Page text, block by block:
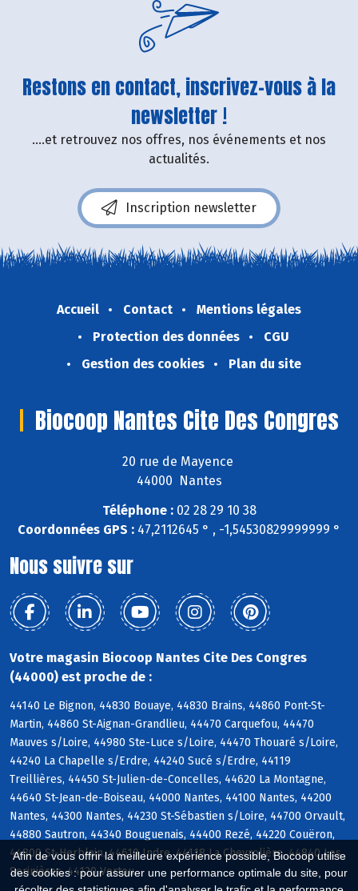
Afin de vous offrir la meilleure expérience possible, Biocoop utilise
des cookies : pour assurer une performance optimale du site, pour
Restons en contact, inscrivez-vous à la
newsletter !
....et retrouvez nos offres, nos événements et nos
actualités.
Inscription newsletter
Accueil Contact
Mentions légales
Protection des données
CGU
Gestion des cookies
Plan du site
Biocoop Nantes Cite Des Congres
20 rue de Mayence
44000 Nantes
Téléphone :02 28 29 10 38
Coordonnées GPS : 47,2112645 ° , -1,54530829999999 °
Nous suivre sur
Votre magasin Biocoop Nantes Cite Des Congres
(44000) est proche de :
44140 Le Bignon, 44830 Bouaye, 44830 Brains, 44860 Pont-St-
Martin, 44860 St-Aignan-Grandlieu, 44470 Carquefou, 44470
Mauves s/Loire, 44980 Ste-Luce s/Loire, 44470 Thouaré s/Loire,
44240 La Chapelle s/Erdre, 44240 Sucé s/Erdre, 44119
Treillières, 44450 St-Julien-de-Concelles, 44620 La Montagne,
44640 St-Jean-de-Boiseau, 44000 Nantes, 44100 Nantes, 44200
Nantes, 44300 Nantes, 44230 St-Sébastien s/Loire, 44700 Orvault,
44880 Sautron, 44340 Bouguenais, 44400 Rezé, 44220 Couëron,
44800 St-Herblain, 44610 Indre, 44118 La Chevrolière, 44840 Les
Sorinières, 44120 Vertou